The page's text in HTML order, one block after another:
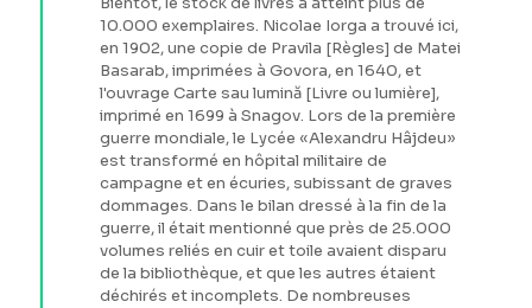
10.000 exemplaires. Nicolae Iorga a trouvé ici,
en 1902, une copie de Pravila [Règles] de Matei
Basarab, imprimées à Govora, en 1640, et
l'ouvrage Carte sau lumină [Livre ou lumière],
imprimé en 1699 à Snagov. Lors de la première
guerre mondiale, le Lycée «Alexandru Hâjdeu»
est transformé en hôpital militaire de
campagne et en écuries, subissant de graves
dommages. Dans le bilan dressé à la fin de la
guerre, il était mentionné que près de 25.000
volumes reliés en cuir et toile avaient disparu
de la bibliothèque, et que les autres étaient
déchirés et incomplets. De nombreuses